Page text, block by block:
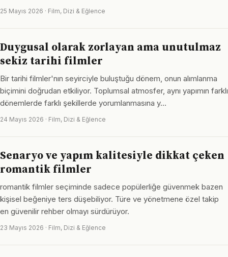
25 Mayıs 2026 · Film, Dizi & Eğlence
Duygusal olarak zorlayan ama unutulmaz
sekiz tarihi filmler
Bir tarihi filmler'nın seyirciyle buluştuğu dönem, onun alımlanma
biçimini doğrudan etkiliyor. Toplumsal atmosfer, aynı yapımın farklı
dönemlerde farklı şekillerde yorumlanmasına y…
24 Mayıs 2026 · Film, Dizi & Eğlence
Senaryo ve yapım kalitesiyle dikkat çeken
romantik filmler
romantik filmler seçiminde sadece popülerliğe güvenmek bazen
kişisel beğeniye ters düşebiliyor. Türe ve yönetmene özel takip
en güvenilir rehber olmayı sürdürüyor.
23 Mayıs 2026 · Film, Dizi & Eğlence